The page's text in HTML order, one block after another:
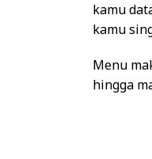
kamu
kamu
Menu
hingga